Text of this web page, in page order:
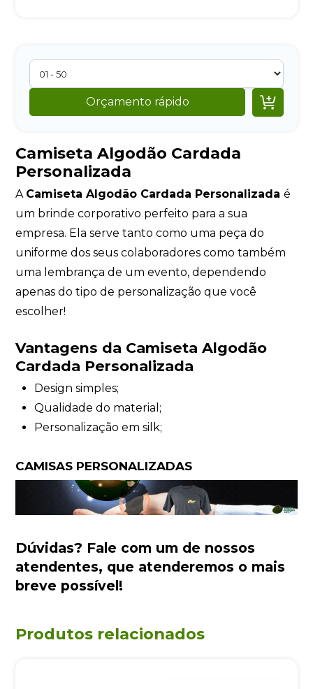
Orçamento rápido 
Camiseta Algodão Cardada
Personalizada
A Camiseta Algodão Cardada Personalizadaé
um brinde corporativo perfeito para a sua
empresa. Ela serve tanto como uma peça do
uniforme dos seus colaboradores como também
uma lembrança de um evento, dependendo
apenas do tipo de personalização que você
escolher!
Vantagens da Camiseta Algodão
Cardada Personalizada
Design simples;
Qualidade do material;
Personalização em silk;
CAMISAS PERSONALIZADAS
Dúvidas? Fale com um de nossos
atendentes, que atenderemos o mais
breve possível!
Produtos relacionados